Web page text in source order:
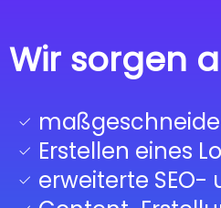
Wir sorgen
Erstellen eines
erweiterte